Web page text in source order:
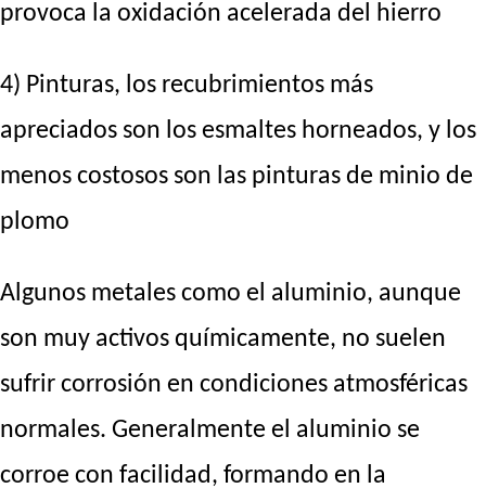
provoca la oxidación acelerada del hierro
4) Pinturas, los recubrimientos más
apreciados son los esmaltes horneados, y los
menos costosos son las pinturas de minio de
plomo
Algunos metales como el aluminio, aunque
son muy activos químicamente, no suelen
sufrir corrosión en condiciones atmosféricas
normales. Generalmente el aluminio se
corroe con facilidad, formando en la